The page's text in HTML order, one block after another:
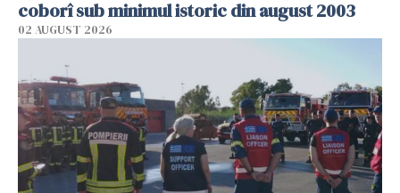
coborî sub minimul istoric din august 2003
02 AUGUST 2026